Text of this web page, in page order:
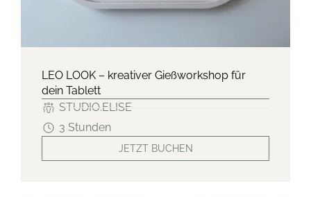
LEO LOOK – kreativer Gießworkshop für
dein Tablett
STUDIO.ELISE
3 Stunden
JETZT BUCHEN